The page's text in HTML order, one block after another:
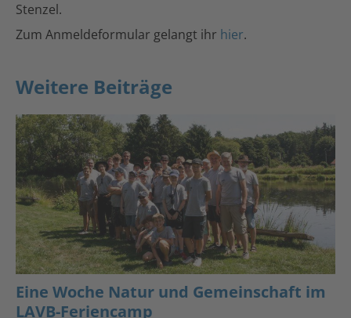
Stenzel.
Zum Anmeldeformular gelangt ihr hier.
Weitere Beiträge
Eine Woche Natur und Gemeinschaft im
LAVB-Feriencamp